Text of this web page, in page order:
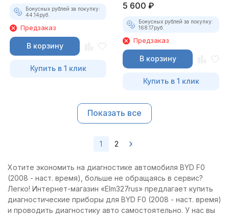
Бонусных рублей за покупку:
44.14руб.
Предзаказ
В корзину
Купить в 1 клик
5 600 ₽
Бонусных рублей за покупку:
168.17руб.
Предзаказ
В корзину
Купить в 1 клик
Показать все
1 2
Хотите экономить на диагностике автомобиля BYD F0
(2008 - наст. время), больше не обращаясь в сервис?
Легко! Интернет-магазин «Elm327rus» предлагает купить
диагностические приборы для BYD F0 (2008 - наст. время)
и проводить диагностику авто самостоятельно. У нас вы